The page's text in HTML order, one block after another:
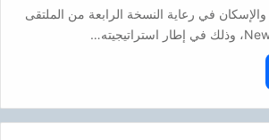
في رعاية النسخة الرابعة من الملتقى